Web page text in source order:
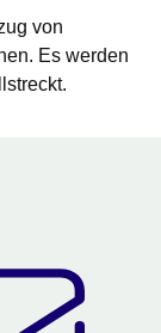
von
Es werden